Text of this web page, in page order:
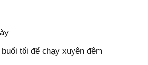
buổi tối để chạy xuyên đêm